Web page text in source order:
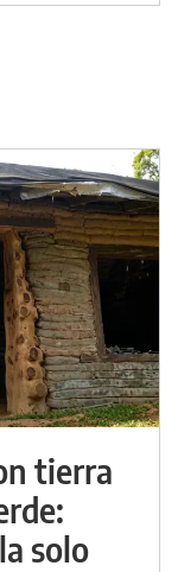
tierra
solo